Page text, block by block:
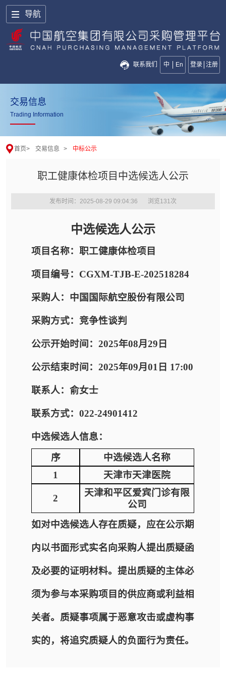
导航
联系我们 中 En 登录 注册
交易信息
Trading Information
首页> 交易信息 > 中标公示
职工健康体检项目中选候选人公示
发布时间：2025-08-29 09:04:36 浏览131 次
中选候选人公示
项目名称：职工健康体检项目
项目编号：CGXM-TJB-E-202518284
采购人：中国国际航空股份有限公司
采购方式：竞争性谈判
公示开始时间：2025年08月29日
公示结束时间：2025年09月01日 17:00
联系人：俞女士
联系方式：022-24901412
中选候选人信息：
序
中选候选人名称
1
天津市天津医院
2
天津和平区爱宾门诊有限
公司
如对中选候选人存在质疑，应在公示期
内以书面形式实名向采购人提出质疑函
及必要的证明材料。提出质疑的主体必
须为参与本采购项目的供应商或利益相
关者。质疑事项属于恶意攻击或虚构事
实的，将追究质疑人的负面行为责任。